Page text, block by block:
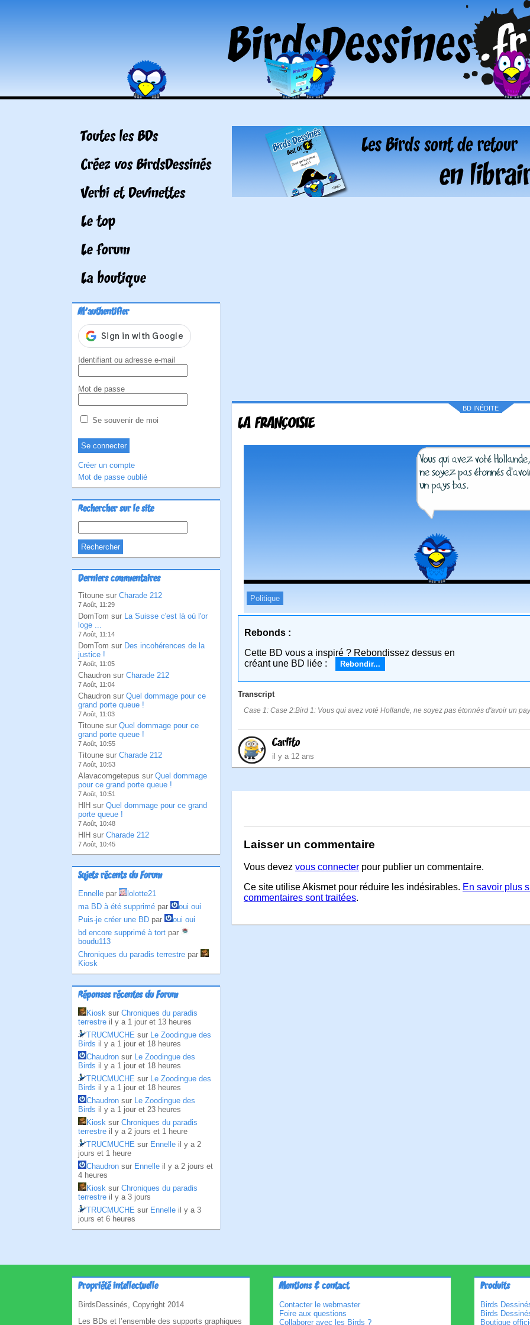
Toutes les BDs
Créez vos BirdsDessinés
Verbi et Devinettes
Le top
Le forum
La boutique
M'authentifier
Identifiant ou adresse e-mail
Mot de passe
Se souvenir de moi
Créer un compte
Mot de passe oublié
Rechercher sur le site
Derniers commentaires
Titoune sur Charade 212
7 Août, 11:29
DomTom sur La Suisse c'est là où l'or
loge ...
7 Août, 11:14
DomTom sur Des incohérences de la
justice !
7 Août, 11:05
Chaudron sur Charade 212
7 Août, 11:04
Chaudron sur Quel dommage pour ce
grand porte queue !
7 Août, 11:03
Titoune sur Quel dommage pour ce
grand porte queue !
7 Août, 10:55
Titoune sur Charade 212
7 Août, 10:53
Alavacomgetepus sur Quel dommage
pour ce grand porte queue !
7 Août, 10:51
HlH sur Quel dommage pour ce grand
porte queue !
7 Août, 10:48
HlH sur Charade 212
7 Août, 10:45
Sujets récents du Forum
Ennelle par
lolotte21
ma BD à été supprimé par
oui oui
Puis-je créer une BD par
oui oui
bd encore supprimé à tort par
boudu113
Chroniques du paradis terrestre par
Kiosk
Réponses récentes du Forum
Kiosk sur Chroniques du paradis
terrestre il y a 1 jour et 13 heures
TRUCMUCHE sur Le Zoodingue des
Birds il y a 1 jour et 18 heures
Chaudron sur Le Zoodingue des
Birds il y a 1 jour et 18 heures
TRUCMUCHE sur Le Zoodingue des
Birds il y a 1 jour et 18 heures
Chaudron sur Le Zoodingue des
Birds il y a 1 jour et 23 heures
Kiosk sur Chroniques du paradis
terrestre il y a 2 jours et 1 heure
TRUCMUCHE sur Ennelle il y a 2
jours et 1 heure
Chaudron sur Ennelle il y a 2 jours et
4 heures
Kiosk sur Chroniques du paradis
terrestre il y a 3 jours
TRUCMUCHE sur Ennelle il y a 3
jours et 6 heures
BD INÉDITE
LA FRANÇOISIE
Politique
Rebonds :
Cette BD vous a inspiré ? Rebondissez dessus en
créant une BD liée :
Rebondir...
Transcript
Case 1: Case 2:Bird 1: Vous qui avez voté Hollande, ne soyez pas étonnés d'avoir un
Carlito
il y a 12 ans
Laisser un commentaire
Vous devez vous connecter pour publier un commentaire.
Ce site utilise Akismet pour réduire les indésirables. En savoir plus
commentaires sont traitées.
Propriété intellectuelle
BirdsDessinés, Copyright 2014
Les BDs et l’ensemble des supports graphiques
Mentions & contact
Contacter le webmaster
Foire aux questions
Collaborer avec les Birds ?
Produits
Birds
Birds
Boutique